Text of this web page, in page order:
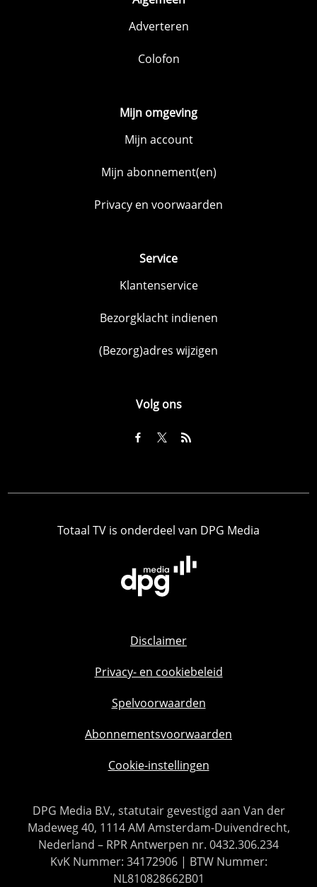
Adverteren
Colofon
Mijn omgeving
Mijn account
Mijn abonnement(en)
Privacy en voorwaarden
Service
Klantenservice
Bezorgklacht indienen
(Bezorg)adres wijzigen
Volg ons
Totaal TV is onderdeel van DPG Media
Disclaimer
Privacy- en cookiebeleid
Spelvoorwaarden
Abonnementsvoorwaarden
Cookie-instellingen
DPG Media B.V., statutair gevestigd aan Van der
Madeweg 40, 1114 AM Amsterdam-Duivendrecht,
Nederland – RPR Antwerpen nr. 0432.306.234
KvK Nummer: 34172906 | BTW Nummer:
NL810828662B01